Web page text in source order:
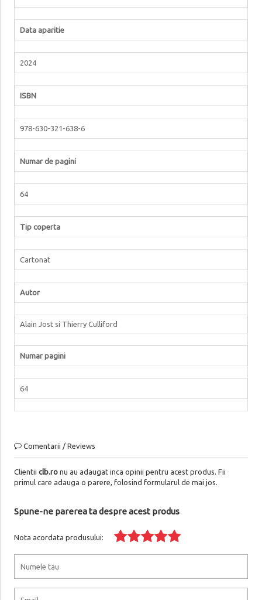
Data aparitie
2024
ISBN
978-630-321-638-6
Numar de pagini
64
Tip coperta
Cartonat
Autor
Alain Jost si Thierry Culliford
Numar pagini
64
Comentarii / Reviews
Clientii clb.ronu au adaugat inca opinii pentru acest produs. Fii
primul care adauga o parere, folosind formularul de mai jos.
Spune-ne parerea ta despre acest produs
Nota acordata produsului: